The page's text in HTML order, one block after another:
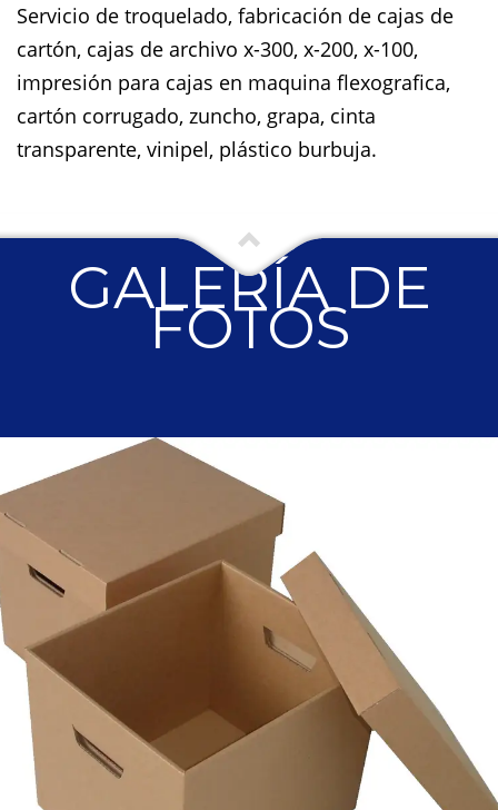
Servicio de troquelado, fabricación de cajas de
cartón, cajas de archivo x-300, x-200, x-100,
impresión para cajas en maquina flexografica,
cartón corrugado, zuncho, grapa, cinta
transparente, vinipel, plástico burbuja.
GALERÍA DE
FOTOS